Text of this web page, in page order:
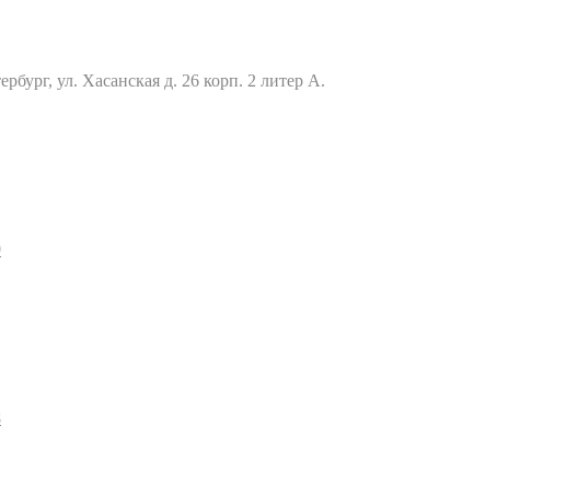
ул. Хасанская д. 26 корп. 2 литер А.